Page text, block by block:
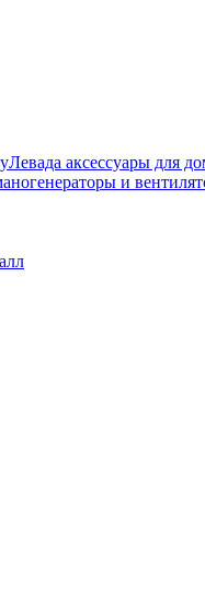
Левада аксессуары для
и